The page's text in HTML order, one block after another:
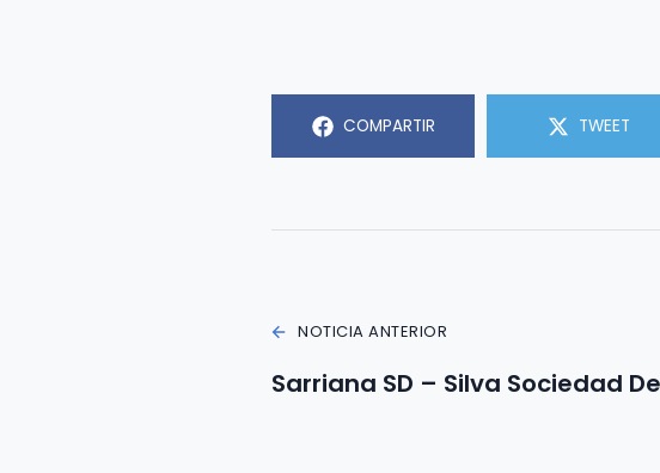
COMPARTIR TWEET
NOTICIA ANTERIOR
Sarriana SD – Silva Sociedad